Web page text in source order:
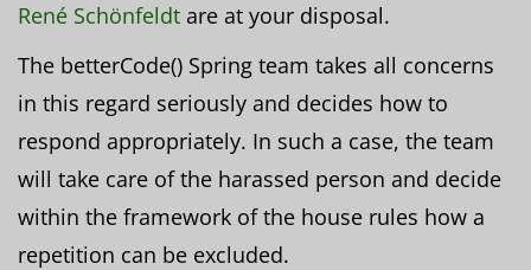
René Schönfeldt are at your disposal.
The betterCode() Spring team takes all concerns
in this regard seriously and decides how to
respond appropriately. In such a case, the team
will take care of the harassed person and decide
within the framework of the house rules how a
repetition can be excluded.